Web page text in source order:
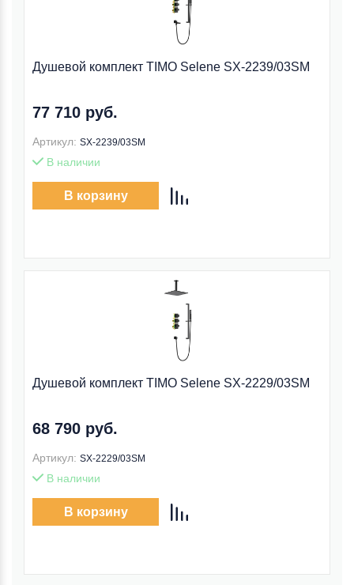
Душевой комплект TIMO Selene SX-2239/03SM
77 710 руб.
Артикул: SX-2239/03SM
В наличии
В корзину
Душевой комплект TIMO Selene SX-2229/03SM
68 790 руб.
Артикул: SX-2229/03SM
В наличии
В корзину